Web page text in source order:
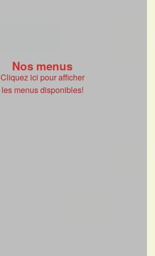
Nos menus
Cliquez ici pour afficher
les menus disponibles!